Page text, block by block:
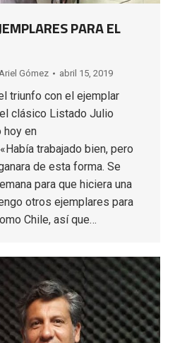
PARA EL
Gómez abril 15, 2019
triunfo con el ejemplar
clásico Listado Julio
hoy en
trabajado bien, pero
de esta forma. Se
para que hiciera una
otros ejemplares para
Chile, así que…